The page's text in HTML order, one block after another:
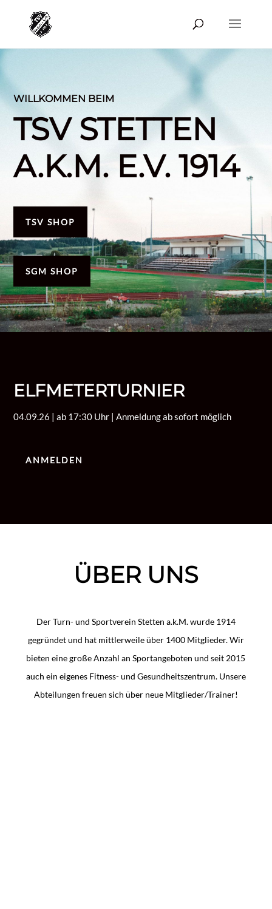
WILLKOMMEN BEIM
TSV STETTEN
A.K.M. E.V. 1914
TSV SHOP
SGM SHOP
ELFMETERTURNIER
04.09.26 | ab 17:30 Uhr | Anmeldung ab sofort möglich
ANMELDEN
ÜBER UNS
Der Turn- und Sportverein Stetten a.k.M. wurde 1914
gegründet und hat mittlerweile über 1400 Mitglieder.Wir
bieten eine große Anzahl an Sportangeboten und seit 2015
auch ein eigenes Fitness- und Gesundheitszentrum. Unsere
Abteilungen freuen sich über neue Mitglieder/Trainer!